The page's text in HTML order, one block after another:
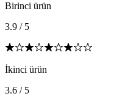
Birinci ürün
3.9 / 5
İkinci ürün
3.6 / 5